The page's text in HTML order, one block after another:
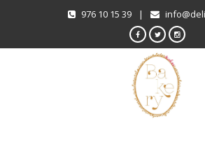
976 10 15 39 |